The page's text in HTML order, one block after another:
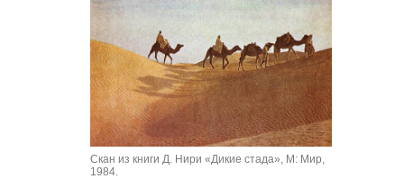
Скан из книги Д. Нири «Дикие стада», М: Мир,
1984.